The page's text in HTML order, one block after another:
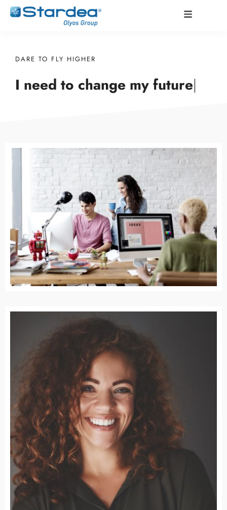
DARE TO FLY HIGHER
I need to change myfuture|